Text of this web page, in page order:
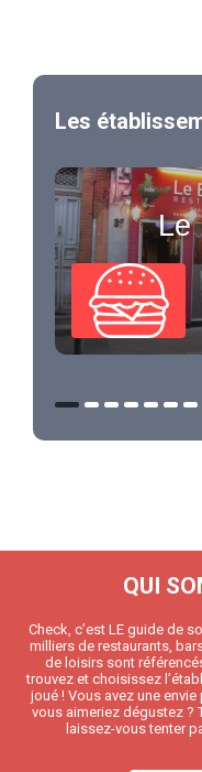
Les
Le
QUI
Check, c’est LE guide de
milliers de restaurants,
de loisirs sont
trouvez et choisissez
joué ! Vous avez une
vous aimeriez dégustez ?
laissez-vous tenter